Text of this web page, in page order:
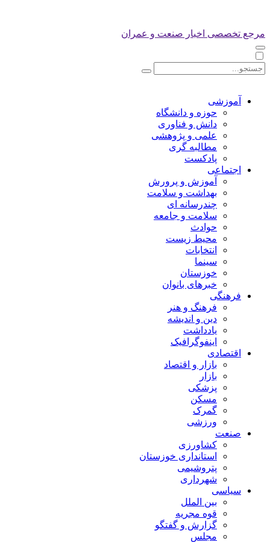
مرجع تخصصی اخبار صنعت و عمران
آموزشی
حوزه و دانشگاه
دانش و فناوری
علمی و پژوهشی
مطالبه گری
پادکست
اجتماعی
آموزش و پرورش
بهداشت و سلامت
چندرسانه ای
سلامت و جامعه
حوادث
محیط زیست
انتخابات
سینما
خوزستان
خبرهای بانوان
فرهنگی
فرهنگ و هنر
دین و اندیشه
یادداشت
اینفوگرافیک
اقتصادی
بازار و اقتصاد
بازار
پزشکی
مسکن
گمرک
ورزشی
صنعت
کشاورزی
استانداری خوزستان
پتروشیمی
شهرداری
سیاسی
بین الملل
قوه مجریه
گزارش و گفتگو
مجلس